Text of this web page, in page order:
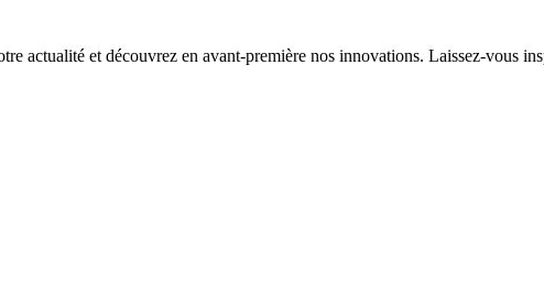
actualité et découvrez en avant-première nos innovations. Laissez-vous